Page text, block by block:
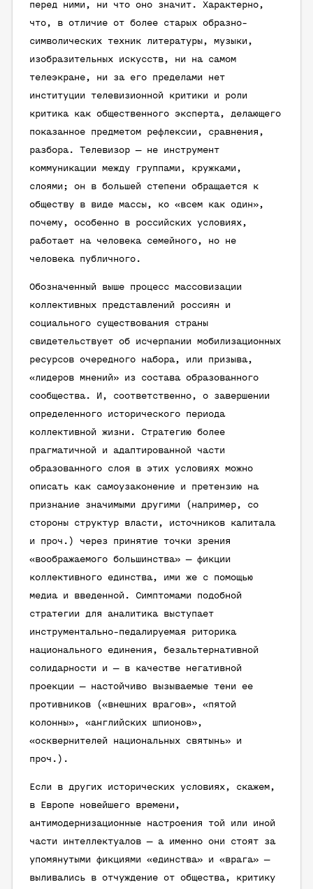
перед ними, ни что оно значит. Характерно,
что, в отличие от более старых образно-
символических техник литературы, музыки,
изобразительных искусств, ни на самом
телеэкране, ни за его пределами нет
институции телевизионной критики и роли
критика как общественного эксперта, делающего
показанное предметом рефлексии, сравнения,
разбора. Телевизор — не инструмент
коммуникации между группами, кружками,
слоями; он в большей степени обращается к
обществу в виде массы, ко «всем как один»,
почему, особенно в российских условиях,
работает на человека семейного, но не
человека публичного.
Обозначенный выше процесс массовизации
коллективных представлений россиян и
социального существования страны
свидетельствует об исчерпании мобилизационных
ресурсов очередного набора, или призыва,
«лидеров мнений» из состава образованного
сообщества. И, соответственно, о завершении
определенного исторического периода
коллективной жизни. Стратегию более
прагматичной и адаптированной части
образованного слоя в этих условиях можно
описать как самоузаконение и претензию на
признание значимыми другими (например, со
стороны структур власти, источников капитала
и проч.) через принятие точки зрения
«воображаемого большинства» — фикции
коллективного единства, ими же с помощью
медиа и введенной. Симптомами подобной
стратегии для аналитика выступает
инструментально-педалируемая риторика
национального единения, безальтернативной
солидарности и — в качестве негативной
проекции — настойчиво вызываемые тени ее
противников («внешних врагов», «пятой
колонны», «английских шпионов»,
«осквернителей национальных святынь» и
проч.).
Если в других исторических условиях, скажем,
в Европе новейшего времени,
антимодернизационные настроения той или иной
части интеллектуалов — а именно они стоят за
упомянутыми фикциями «единства» и «врага» —
выливались в отчуждение от общества, критику